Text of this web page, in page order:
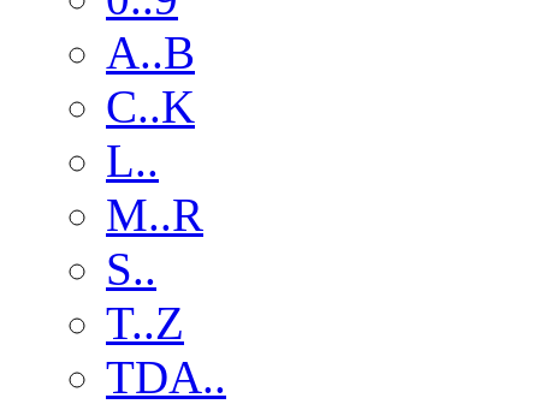
A..B
C..K
L..
M..R
S..
T..Z
TDA..